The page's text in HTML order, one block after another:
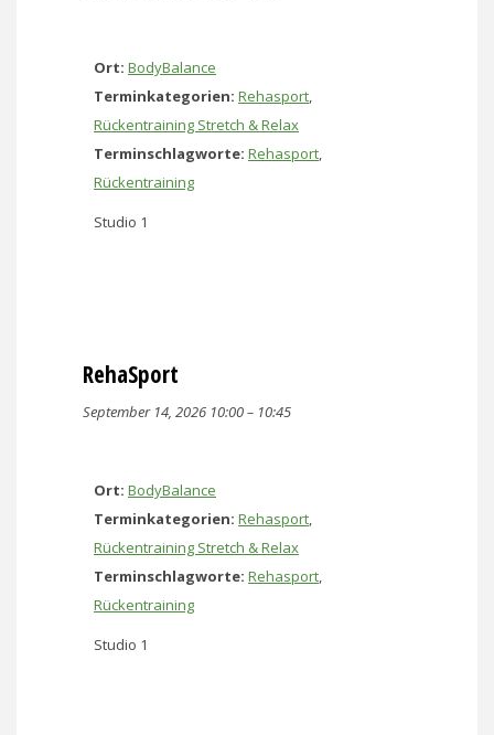
Ort: BodyBalance
Terminkategorien: Rehasport,
Rückentraining Stretch & Relax
Terminschlagworte: Rehasport,
Rückentraining
Studio 1
RehaSport
September 14, 2026 10:00– 10:45
Ort: BodyBalance
Terminkategorien: Rehasport,
Rückentraining Stretch & Relax
Terminschlagworte: Rehasport,
Rückentraining
Studio 1